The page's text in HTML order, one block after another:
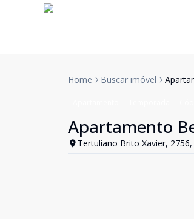
Home Buscar imóvel
Apartamento
Tertuliano Brito Xavier,